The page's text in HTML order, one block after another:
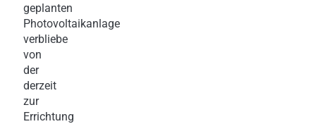
geplanten
Photovoltaikanlage
verbliebe
von
der
derzeit
zur
Errichtung